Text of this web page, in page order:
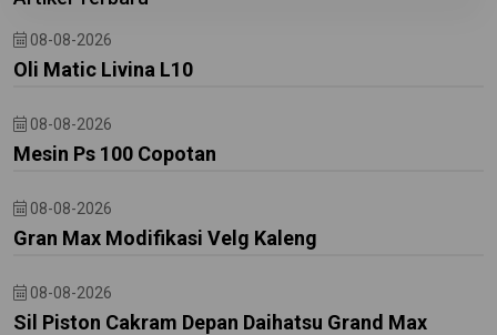
08-08-2026
Oli Matic Livina L10
08-08-2026
Mesin Ps 100 Copotan
08-08-2026
Gran Max Modifikasi Velg Kaleng
08-08-2026
Sil Piston Cakram Depan Daihatsu Grand Max